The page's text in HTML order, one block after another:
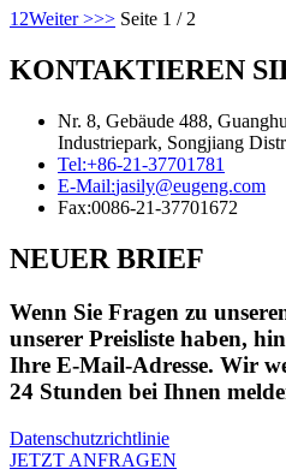
1 2Weiter >>> Seite 1 / 2
KONTAKTIEREN
Nr. 8, Gebäude 488,
Industriepark, Songjiang
Tel:+86-21-37701781
E-Mail:jasily@eugeng.com
Fax:0086-21-37701672
NEUER BRIEF
Wenn Sie Fragen zu
unserer Preisliste haben,
Ihre E-Mail-Adresse. Wir
24 Stunden bei Ihnen
Datenschutzrichtlinie
JETZT ANFRAGEN